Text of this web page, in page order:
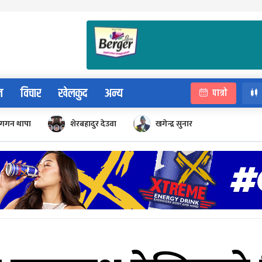
विचार खेलकुद अन्य पात्रो
गगन थापा शेरबहादुर देउवा खगेन्द्र सुनार